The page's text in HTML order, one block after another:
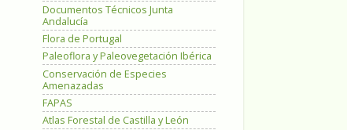
Documentos Técnicos Junta
Andalucía
Flora de Portugal
Paleoflora y Paleovegetación Ibérica
Conservación de Especies
Amenazadas
FAPAS
Atlas Forestal de Castilla y León